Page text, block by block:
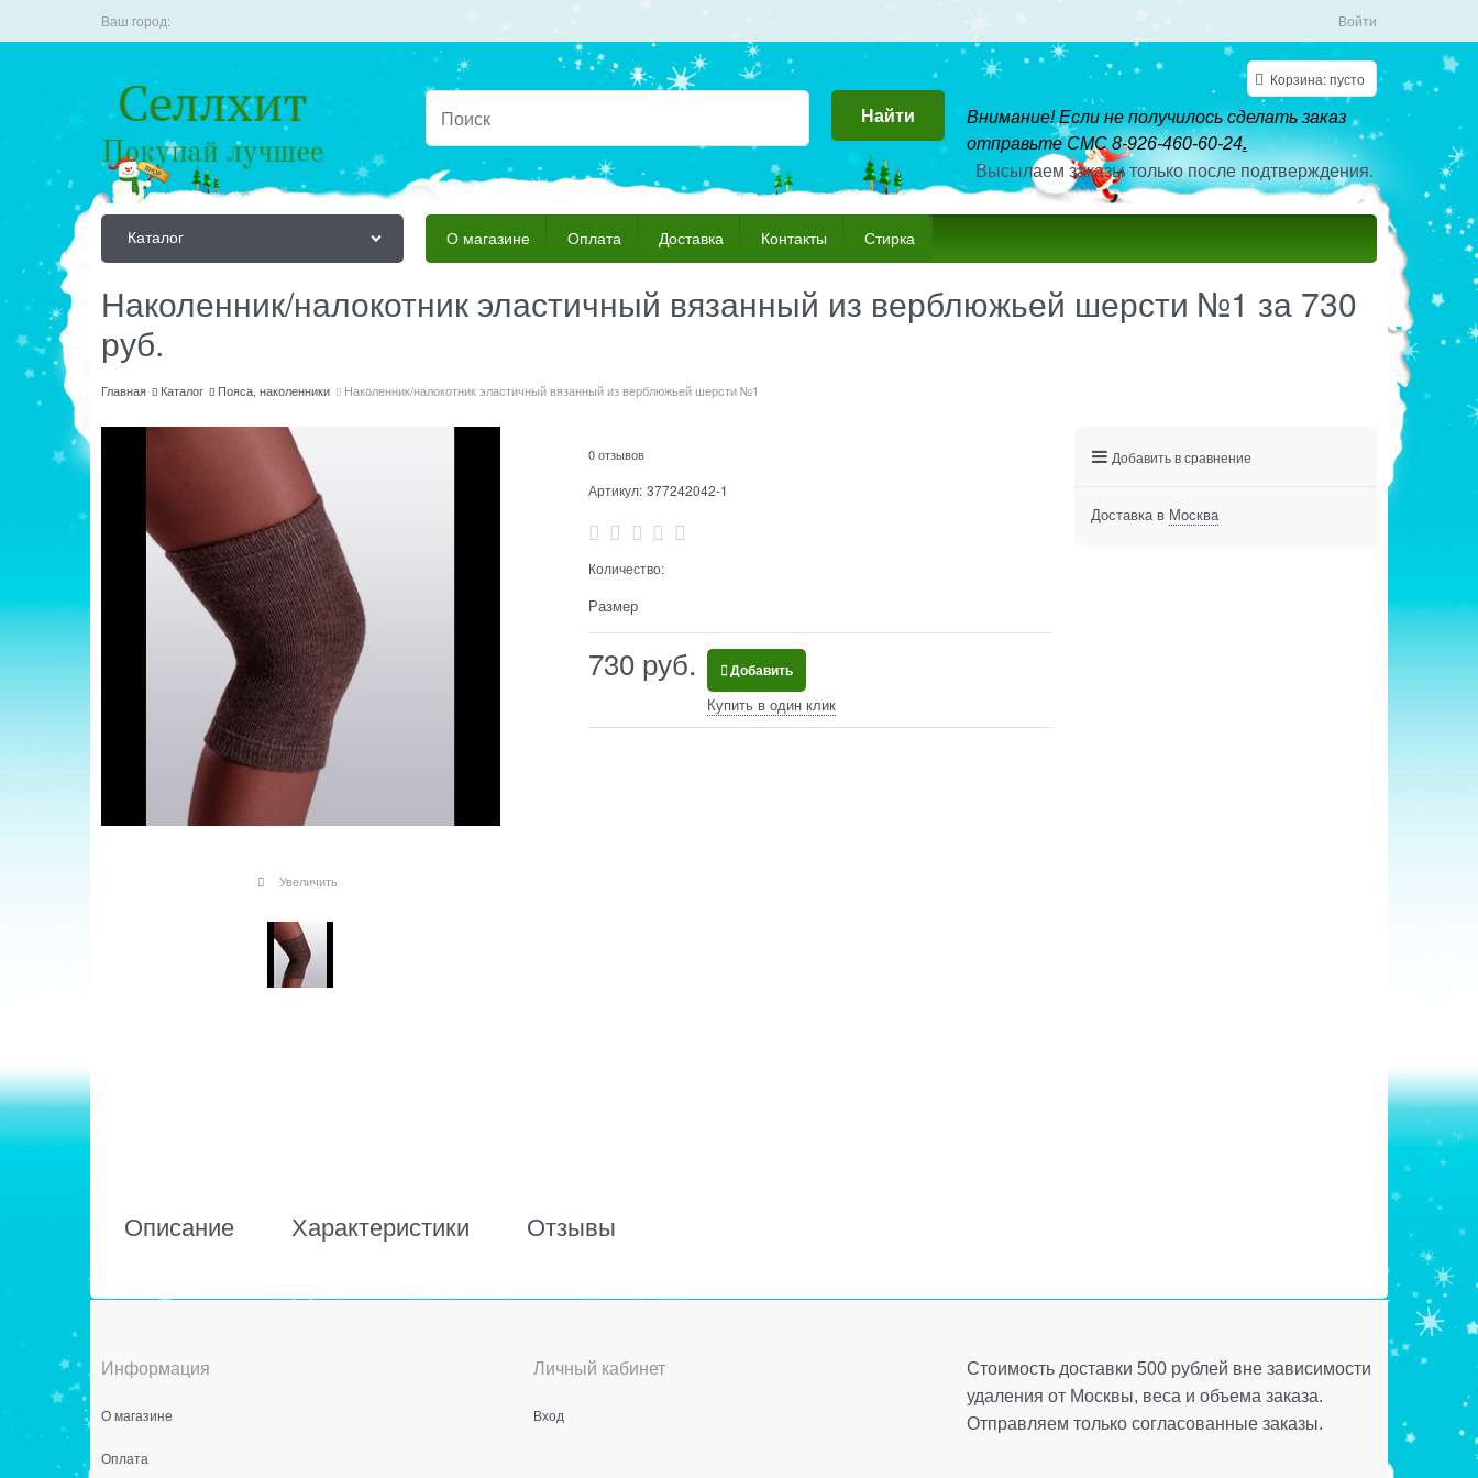
Ваш город: Войти
Найти
Корзина:пусто
Внимание! Если не получилось сделать заказ
отправьте СМС 8-926-460-60-24.
Высылаем заказы только после подтверждения.
Каталог О магазине Оплата Доставка Контакты Стирка
Наколенник/налокотник эластичный вязанный из верблюжьей шерсти №1 за 730
руб.
Главная Каталог Пояса, наколенники Наколенник/налокотник эластичный вязанный из верблюжьей шерсти №1
Увеличить
0 отзывов
Артикул: 377242042-1
Количество:
Размер
730 руб. Добавить
Купить в один клик
Описание Характеристики Отзывы
Добавить в сравнение
Доставка в Москва
Информация
О магазине
Оплата
Личный кабинет
Вход
Стоимость доставки 500 рублей вне зависимости
удаления от Москвы, веса и объема заказа.
Отправляем только согласованные заказы.